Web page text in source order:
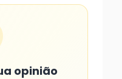
opinião